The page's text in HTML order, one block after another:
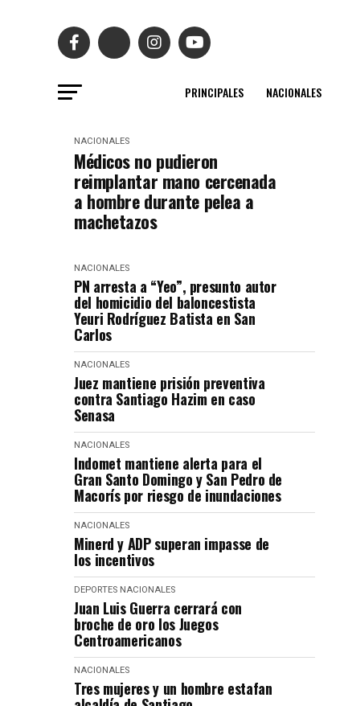
PRINCIPALES NACIONALES
NACIONALES
Médicos no pudieron
reimplantar mano cercenada
a hombre durante pelea a
machetazos
NACIONALES
PN arresta a “Yeo”, presunto autor
del homicidio del baloncestista
Yeuri Rodríguez Batista en San
Carlos
NACIONALES
Juez mantiene prisión preventiva
contra Santiago Hazim en caso
Senasa
NACIONALES
Indomet mantiene alerta para el
Gran Santo Domingo y San Pedro de
Macorís por riesgo de inundaciones
NACIONALES
Minerd y ADP superan impasse de
los incentivos
DEPORTES NACIONALES
Juan Luis Guerra cerrará con
broche de oro los Juegos
Centroamericanos
NACIONALES
Tres mujeres y un hombre estafan